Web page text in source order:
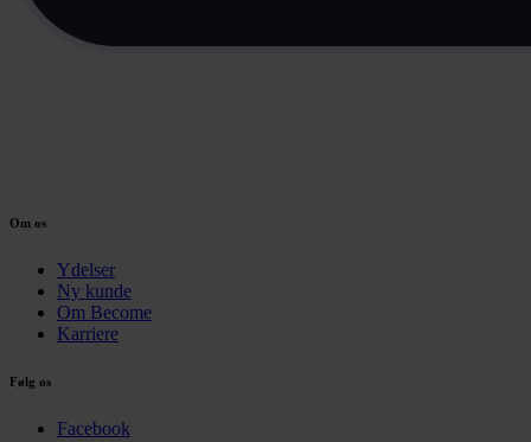
Om os
Ydelser
Ny kunde
Om Become
Karriere
Følg os
Facebook